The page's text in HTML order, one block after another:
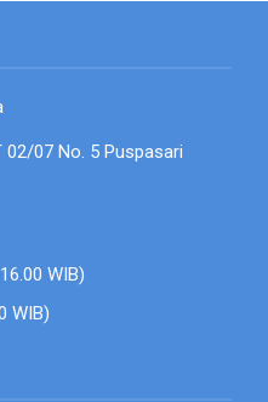
02/07 No. 5 Puspasari
WIB)
WIB)